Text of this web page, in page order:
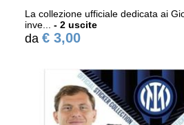
La collezione ufficiale dedicata ai
inve... - 2 uscite
€ 3,00